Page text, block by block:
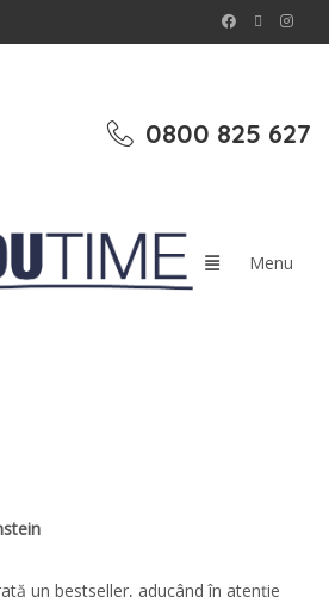
0800 825 627
un bestseller, aducând în atenție